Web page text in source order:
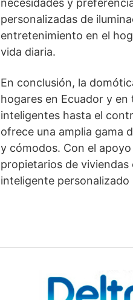
personalizadas de
entretenimiento en el
vida diaria.
En conclusión, la
hogares en Ecuador y
inteligentes hasta el
ofrece una amplia gama
y cómodos. Con el
propietarios de
inteligente personalizado